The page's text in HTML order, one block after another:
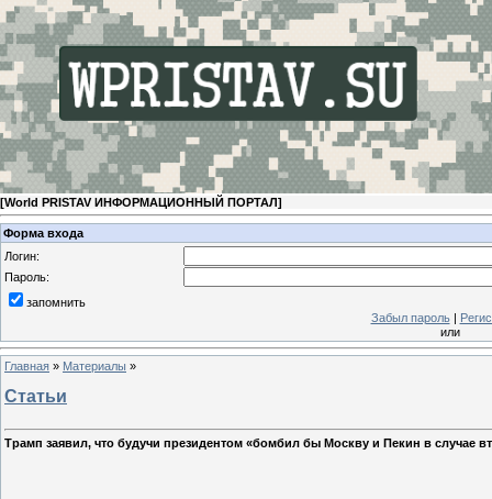
[World PRISTAV ИНФОРМАЦИОННЫЙ ПОРТАЛ]
Форма входа
Логин:
Пароль:
запомнить
Забыл пароль|
или
Главная » Материалы »
Статьи
Трамп заявил, что будучи президентом «бомбил бы Москву и Пекин в случае